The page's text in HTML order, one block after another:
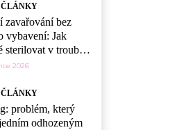
ČLÁNKY
zavařování bez
vybavení: Jak
sterilovat v troubě,
mikrovlnce
2026
ČLÁNKY
problém, který
odhozeným